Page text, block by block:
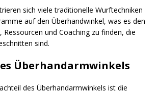
sich viele traditionelle Wurftechniken
auf den Überhandwinkel, was es den
Ressourcen und Coaching zu finden, die
sind.
Überhandarmwinkels
des Überhandarmwinkels ist die